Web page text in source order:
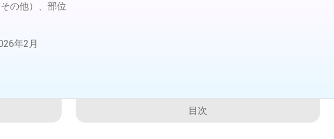
の他）、部位
年2月
目次